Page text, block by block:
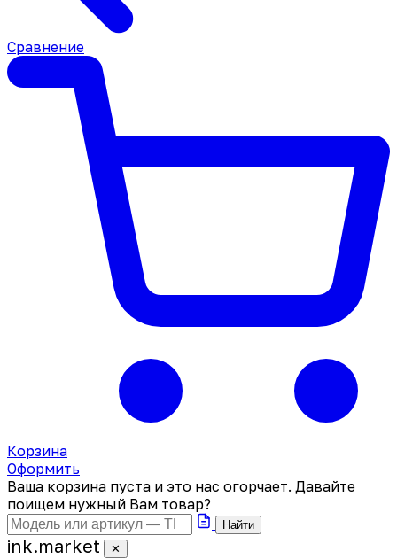
Сравнение
Корзина
Оформить
Ваша корзина пуста и это нас огорчает. Давайте
поищем нужный Вам товар?
Найти
ink.market ✕